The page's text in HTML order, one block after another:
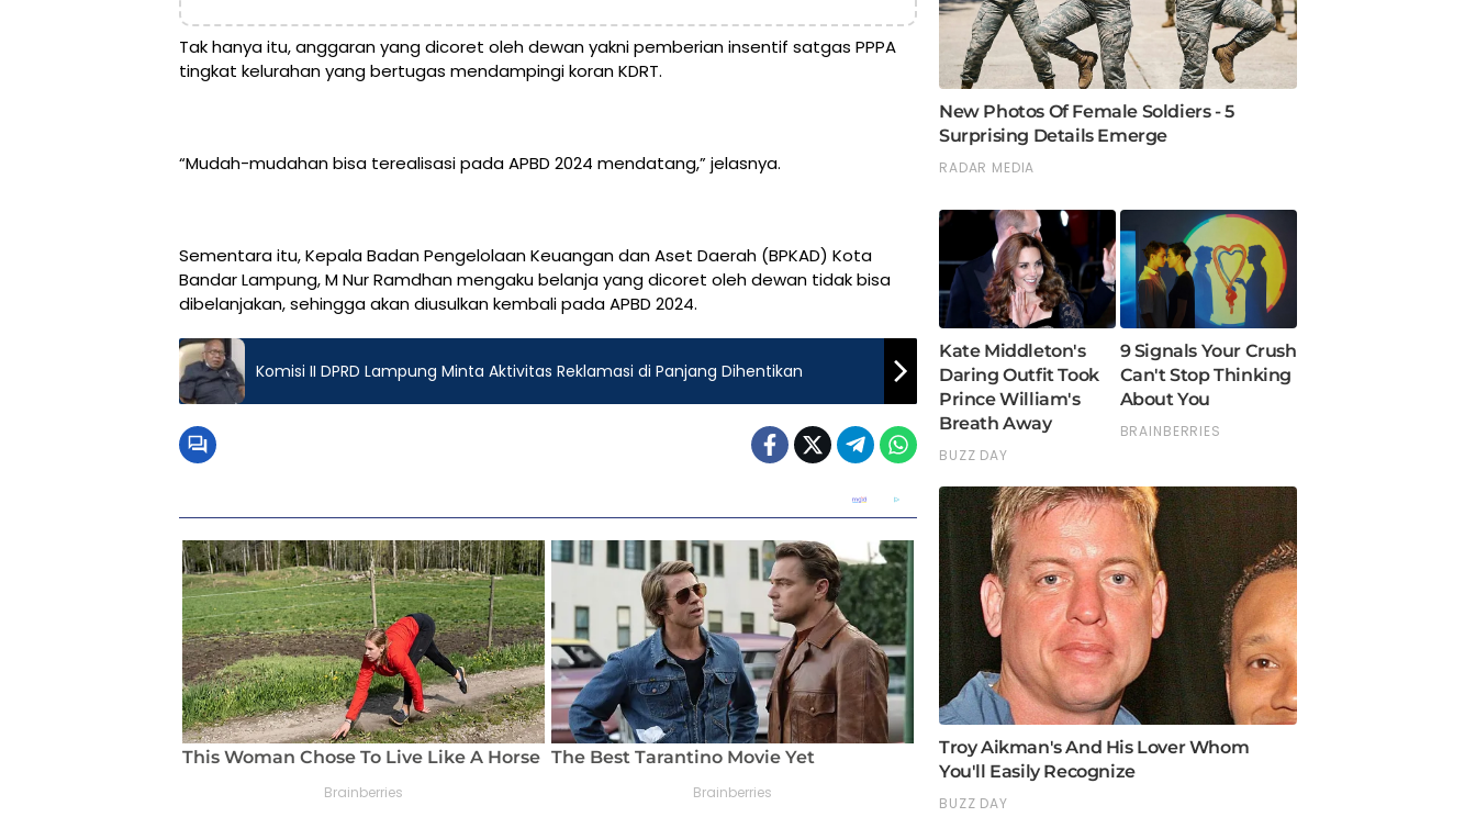
Tak hanya itu, anggaran yang dicoret oleh dewan yakni pemberian insentif satgas PPPA
tingkat kelurahan yang bertugas mendampingi koran KDRT.
“Mudah-mudahan bisa terealisasi pada APBD 2024 mendatang,” jelasnya.
Sementara itu, Kepala Badan Pengelolaan Keuangan dan Aset Daerah (BPKAD) Kota
Bandar Lampung, M Nur Ramdhan mengaku belanja yang dicoret oleh dewan tidak bisa
dibelanjakan, sehingga akan diusulkan kembali pada APBD 2024.
Komisi II DPRD Lampung Minta Aktivitas Reklamasi di Panjang Dihentikan